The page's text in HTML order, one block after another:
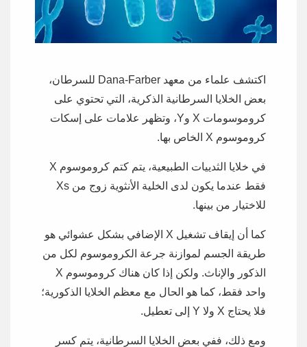
اكتشف علماء من معهد Dana-Farber للسرطان،
بعض الخلايا السرطانية الذكرية، التي تحتوي على
كروموسومات X وY، وتظهر علامات على إسكات
كروموسوم X الخاص بها.
في خلايا الثدييات الطبيعية، يتم كتم كروموسوم X
فقط عندما يكون لدى الخلية الأنثوية زوج من Xs
للاختيار من بينها.
كما أن إيقاف تشغيل X الإضافي بشكل عشوائي هو
طريقة الجسم لموازنة جرعة الكروموسوم لكل من
الذكور والإناث. ولكن إذا كان هناك كروموسوم X
واحد فقط، كما هو الحال مع معظم الخلايا الذكورية؛
فلا يحتاج X ولا Y إلى تعطيل.
ومع ذلك، ففي بعض الخلايا السرطانية، يتم كسر